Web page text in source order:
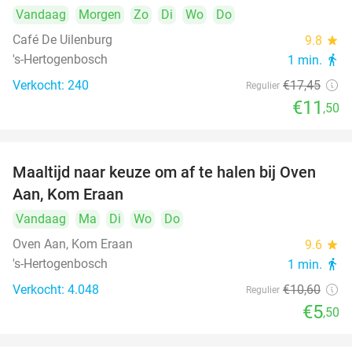
Vandaag Morgen Zo Di Wo
Do
Café De Uilenburg
9.8 star
's-Hertogenbosch 1 min. directions_walk
Verkocht: 240 Regulier €17,45
€11 ,50
48%
Maaltijd naar keuze om af te halen bij Oven
Aan, Kom Eraan
Vandaag Ma Di Wo
Do
Oven Aan, Kom Eraan
9.6 star
's-Hertogenbosch 1 min. directions_walk
Verkocht: 4.048 Regulier €10,60
€5,50